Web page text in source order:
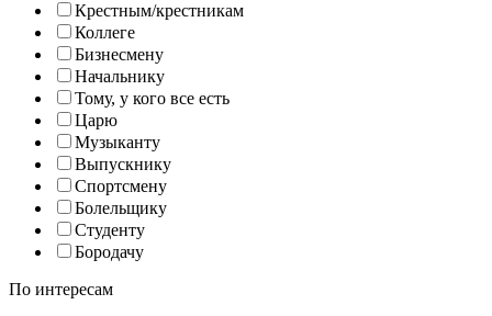
Крестным/крестникам
Коллеге
Бизнесмену
Начальнику
Тому, у кого все есть
Царю
Музыканту
Выпускнику
Спортсмену
Болельщику
Студенту
Бородачу
По интересам